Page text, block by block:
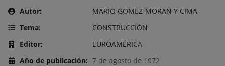
Autor:
MARIO GOMEZ-MORAN Y CIMA
Tema:
CONSTRUCCIÓN
Editor:
EUROAMÉRICA
Año de publicación: 7 de agosto de 1972